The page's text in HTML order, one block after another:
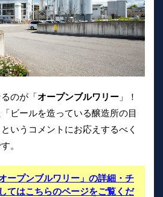
のが「オープンブルワリー 」！
ビールを造っている醸造所の目
いうコメントにお応えするべく
。
ープンブルワリー」の詳細・チ
てはこちらのページをご覧くだ